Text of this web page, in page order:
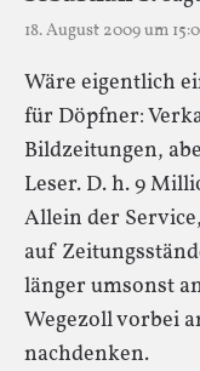
18. August 2009 um
Wäre eigentlich
für Döpfner:
Bildzeitungen,
Leser. D. h. 9
Allein der
auf
länger umsonst
Wegezoll vorbei
nachdenken.